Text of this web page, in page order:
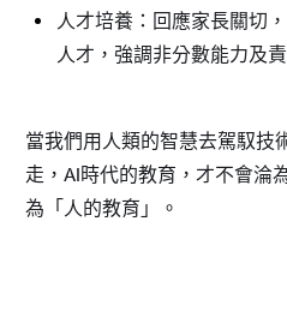
人才培養：回應家長關切
人才，強調非分數能力及
當我們用人類的智慧去駕馭技
走，AI時代的教育，才不會淪
為「人的教育」。